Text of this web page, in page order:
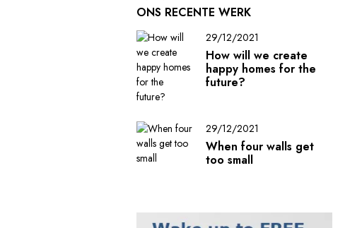
ONS RECENTE WERK
29/12/2021
How will we create
happy homes for the
future?
29/12/2021
When four walls get
too small